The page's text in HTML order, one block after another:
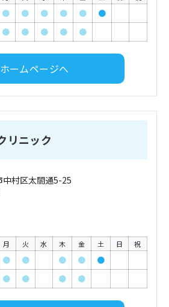
● ● ● ● ●
●
● ● ● ● ●
ホームページへ
リニック
中村区太閤通5-25
月 火 水 木 金 土 日 祝
● ● ● ●
●
● ● ● ●